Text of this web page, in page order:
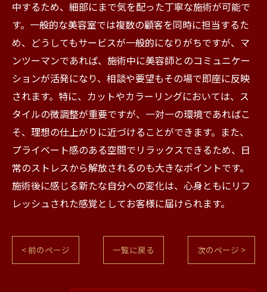
中するため、細部にまで気を配った丁寧な施術が可能で
す。一般的な美容室では複数の顧客を同時に担当するた
め、どうしてもサービスが一般的になりがちですが、マ
ンツーマンであれば、施術中に美容師とのコミュニケー
ションが活発になり、相談や要望もその場で即座に反映
されます。特に、カットやカラーリングにおいては、ス
タイルの微調整が重要ですが、一対一の環境であればこ
そ、理想の仕上がりに近づけることができます。また、
プライベート感のある空間でリラックスできるため、日
常のストレスから解放されるのも大きなポイントです。
施術後に感じる新たな自分への変化は、心身ともにリフ
レッシュされた感覚としてお客様に届けられます。
< 前のページ 一覧に戻る 次のページ >